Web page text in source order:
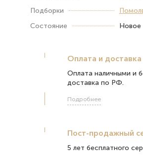
Подборки
Состояние
Новое
Оплата и доставка
Оплата наличными и
доставка по РФ.
Подробнее
Пост-продажный
5 лет бесплатного